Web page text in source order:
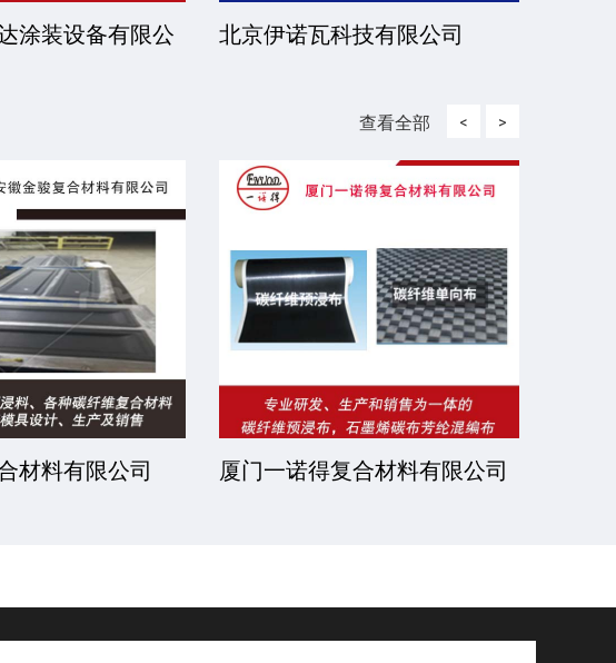
涂装设备有限公
北京伊诺瓦科技有限公司
查看全部 <
材料有限公司 厦门一诺得复合材料有限公司
>